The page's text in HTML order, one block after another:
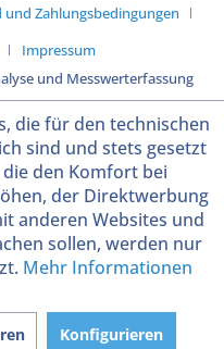
und Zahlungsbedingungen
Impressum
und Messwerterfassung
die für den technischen
sind und stets gesetzt
den Komfort bei
der Direktwerbung
anderen Websites und
sollen, werden nur
Mehr Informationen
Konfigurieren